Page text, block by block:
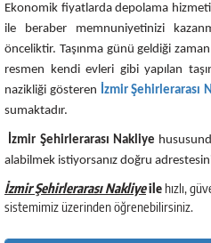
Ekonomik fiyatlarda depolama
ile beraber memnuniyetinizi
önceliktir. Taşınma günü geldiği
resmen kendi evleri gibi yapılan
nazikliği gösteren İzmir Şehirlerarası
sumaktadır.
İzmir Şehirlerarası Nakliye
alabilmek istiyorsanız doğru
İzmir Şehirlerarası Nakliyeile hızlı,
sistemimiz üzerinden öğrenebilirsiniz.